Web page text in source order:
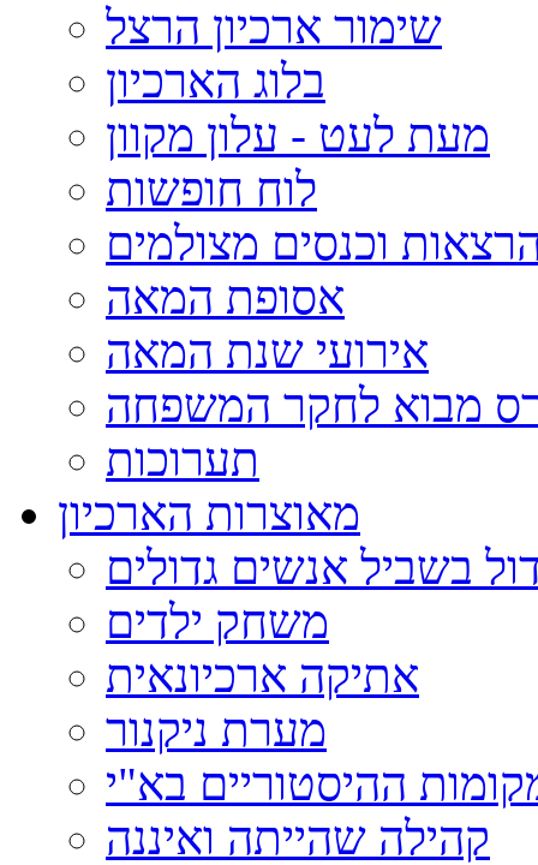
שימור ארכיון הרצל
בלוג הארכיון
מעת לעט - עלון מקוון
לוח חופשות
וכנסים מצולמים
אסופת המאה
אירועי שנת המאה
מבוא לחקר המשפחה
תערוכות
מאוצרות הארכיון
בשביל אנשים גדולים
משחק ילדים
אתיקה ארכיונאית
מערת ניקנור
ההיסטוריים בא"י
קהילה שהייתה ואיננה